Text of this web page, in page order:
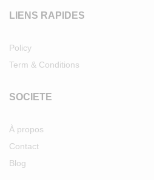
LIENS RAPIDES
Policy
Term & Conditions
SOCIETE
À propos
Contact
Blog